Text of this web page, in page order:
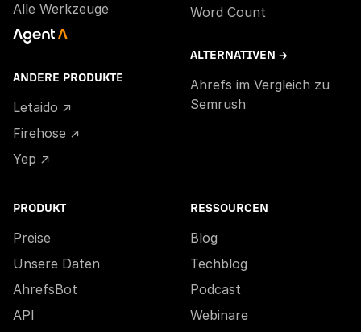
Alle Werkzeuge
ANDERE PRODUKTE
Letaido ↗
Firehose ↗
Yep ↗
Word Count
ALTERNATIVEN →
Ahrefs im Vergleich zu
Semrush
PRODUKT
Preise
Unsere Daten
AhrefsBot
API
RESSOURCEN
Blog
Techblog
Podcast
Webinare